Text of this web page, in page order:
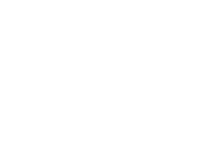
轴承类物
-第1页
-上游新闻
-重庆赶集网